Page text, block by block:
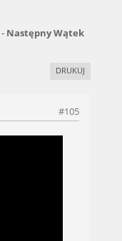
- Następny Wątek
DRUKUJ
#105